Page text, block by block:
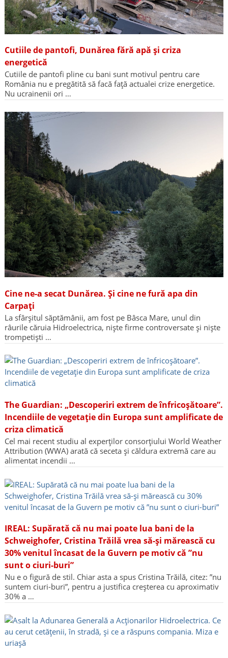
Cutiile de pantofi, Dunărea fără apă și criza
energetică
Cutiile de pantofi pline cu bani sunt motivul pentru care
România nu e pregătită să facă față actualei crize energetice.
Nu ucrainenii ori …
Cine ne-a secat Dunărea. Și cine ne fură apa din
Carpați
La sfârșitul săptămânii, am fost pe Bâsca Mare, unul din
râurile căruia Hidroelectrica, niște firme controversate și niște
trompetiști …
The Guardian: „Descoperiri extrem de înfricoșătoare”.
Incendiile de vegetație din Europa sunt amplificate de
criza climatică
Cel mai recent studiu al experților consorțiului World Weather
Attribution (WWA) arată că seceta și căldura extremă care au
alimentat incendii …
IREAL: Supărată că nu mai poate lua bani de la
Schweighofer, Cristina Trăilă vrea să-și mărească cu
30% venitul încasat de la Guvern pe motiv că ”nu
sunt o ciuri-buri”
Nu e o figură de stil. Chiar asta a spus Cristina Trăilă, citez: ”nu
suntem ciuri-buri”, pentru a justifica creșterea cu aproximativ
30% a …